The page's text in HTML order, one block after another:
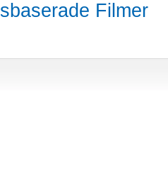
Filmer